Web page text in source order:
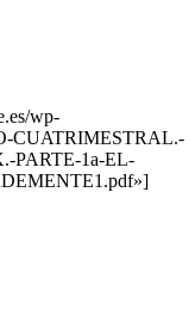
wp-
CUATRIMESTRAL.-
PARTE-1a-EL-